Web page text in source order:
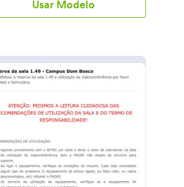
Usar Modelo
Visualizar: Formulário De